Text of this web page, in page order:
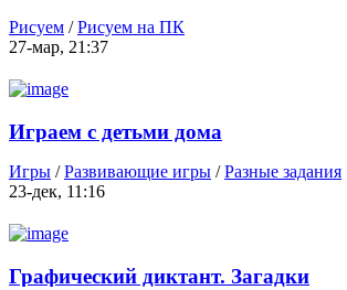
Рисуем /Рисуем на ПК
27-мар, 21:37
Играем с детьми дома
Игры /Развивающие игры /Разные задания
23-дек, 11:16
Графический диктант. Загадки